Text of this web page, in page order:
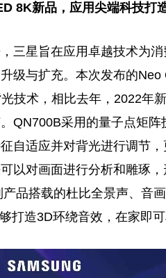
8K新品，应用尖端科技打
三星旨在应用卓越技术为
级与扩充。本次发布的Neo
技术，相比去年，2022年
QN700B采用的量子点矩阵
自适应并对背光进行调节
以对画面进行分析和雕琢
品搭载的杜比全景声、音
打造3D环绕音效，在家即